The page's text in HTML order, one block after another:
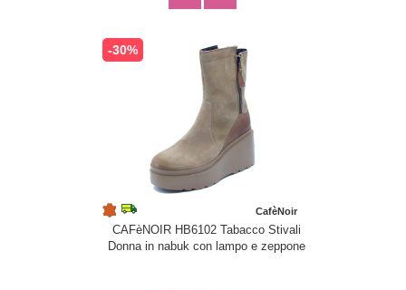
-30%
CafèNoir
CAFèNOIR HB6102 Tabacco Stivali
Donna in nabuk con lampo e zeppone